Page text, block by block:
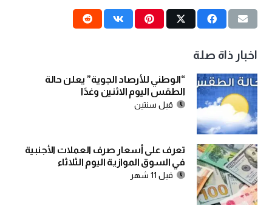
اخبار ذاة صلة
“الوطني للأرصاد الجوية” يعلن حالة
الطقس اليوم الاثنين وغدًا
قبل سنتين
تعرف على أسعار صرف العملات الأجنبية
في السوق الموازية اليوم الثلاثاء
قبل 11 شهر